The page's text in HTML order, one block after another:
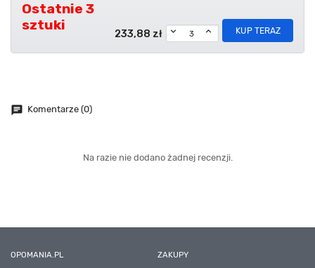
Ostatnie 3
sztuki
233,88 zł KUP TERAZ
chat Komentarze (0)
Na razie nie dodano żadnej recenzji.
OPOMANIA.PL ZAKUPY